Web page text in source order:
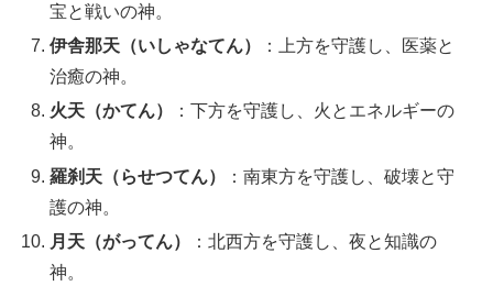
宝と戦いの神。
伊舎那天（いしゃなてん）
：上方を守護し、医薬と
治癒の神。
火天（かてん）
：下方を守護し、火とエネルギーの
神。
羅刹天（らせつてん）
：南東方を守護し、破壊と守
護の神。
月天（がってん）
：北西方を守護し、夜と知識の
神。